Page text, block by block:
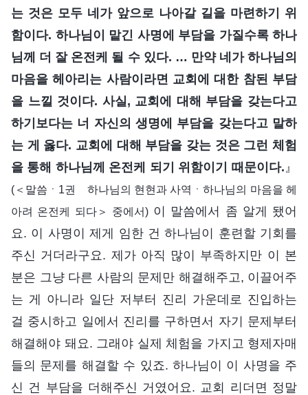
는 것은 모두 네가 앞으로 나아갈 길을 마련하기 위
함이다. 하나님이 맡긴 사명에 부담을 가질수록 하나
님께 더 잘 온전케 될 수 있다. … 만약 네가 하나님의
마음을 헤아리는 사람이라면 교회에 대한 참된 부담
을 느낄 것이다. 사실, 교회에 대해 부담을 갖는다고
하기보다는 너 자신의 생명에 부담을 갖는다고 말하
는 게 옳다. 교회에 대해 부담을 갖는 것은 그런 체험
을 통해 하나님께 온전케 되기 위함이기 때문이다. 』
(＜말씀ㆍ1권 하나님의 현현과 사역ㆍ하나님의 마음을 헤
아려 온전케 되다＞ 중에서)이 말씀에서 좀 알게 됐어
요. 이 사명이 제게 임한 건 하나님이 훈련할 기회를
주신 거더라구요. 제가 아직 많이 부족하지만 이 본
분은 그냥 다른 사람의 문제만 해결해주고, 이끌어주
는 게 아니라 일단 저부터 진리 가운데로 진입하는
걸 중시하고 일에서 진리를 구하면서 자기 문제부터
해결해야 돼요. 그래야 실제 체험을 가지고 형제자매
들의 문제를 해결할 수 있죠. 하나님이 이 사명을 주
신 건 부담을 더해주신 거였어요. 교회 리더면 정말